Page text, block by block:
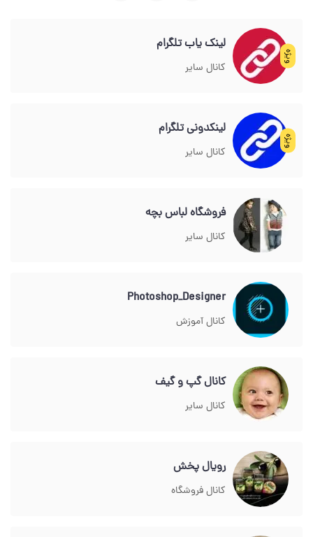
ویژه
لینک یاب تلگرام
کانال سایر
ویژه
لینکدونی تلگرام
کانال سایر
فروشگاه لباس بچه
کانال سایر
Photoshop_Designer
کانال آموزش
کانال گپ و گیف
کانال سایر
رویال پخش
کانال فروشگاه